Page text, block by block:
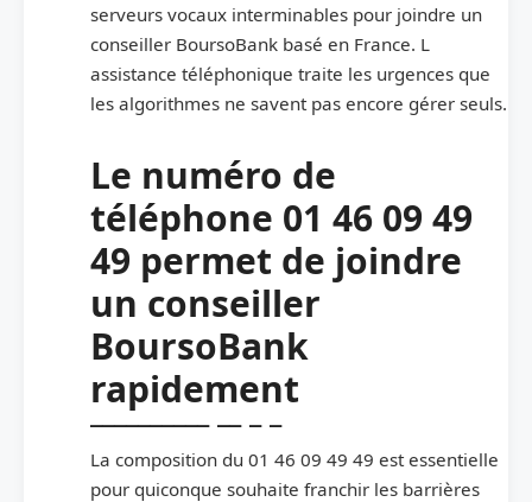
serveurs vocaux interminables pour joindre un
conseiller BoursoBank basé en France. L
assistance téléphonique traite les urgences que
les algorithmes ne savent pas encore gérer seuls.
Le numéro de
téléphone 01 46 09 49
49 permet de joindre
un conseiller
BoursoBank
rapidement
La composition du 01 46 09 49 49 est essentielle
pour quiconque souhaite franchir les barrières